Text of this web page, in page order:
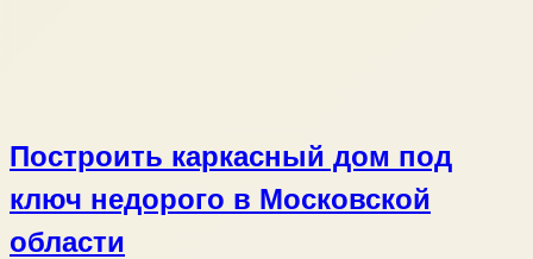
Построить каркасный дом под
ключ недорого в Московской
области